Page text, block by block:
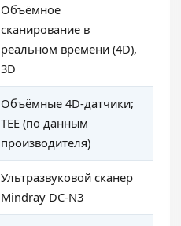
Объёмное
сканирование в
реальном времени (4D),
3D
Объёмные 4D-датчики;
TEE (по данным
производителя)
Ультразвуковой сканер
Mindray DC-N3